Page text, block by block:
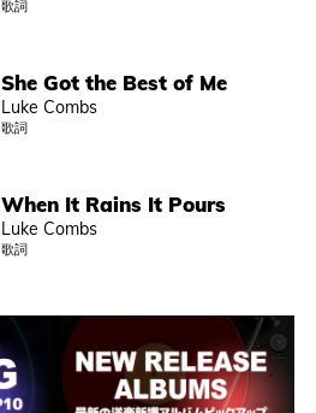
歌詞
She Got the Best of Me
Luke Combs
歌詞
When It Rains It Pours
Luke Combs
歌詞